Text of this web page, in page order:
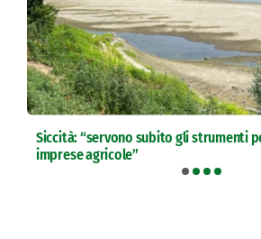
Siccità: “servono subito gli strumenti
imprese agricole”